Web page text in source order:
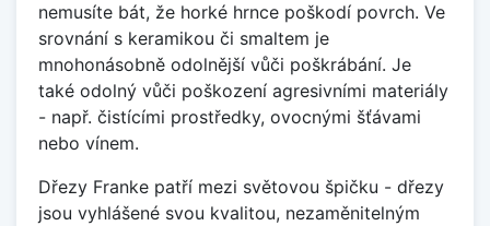
nemusíte bát, že horké hrnce poškodí povrch. Ve
srovnání s keramikou či smaltem je
mnohonásobně odolnější vůči poškrábání. Je
také odolný vůči poškození agresivními materiály
- např. čistícími prostředky, ovocnými šťávami
nebo vínem.
Dřezy Franke patří mezi světovou špičku - dřezy
jsou vyhlášené svou kvalitou, nezaměnitelným